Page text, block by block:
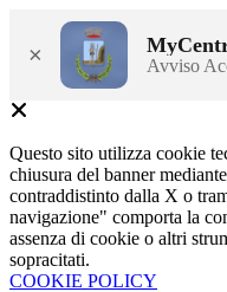
× Avviso
Questo sito utilizza cookie
chiusura del banner
contraddistinto dalla X o
navigazione" comporta la
assenza di cookie o altri
sopracitati.
COOKIE POLICY